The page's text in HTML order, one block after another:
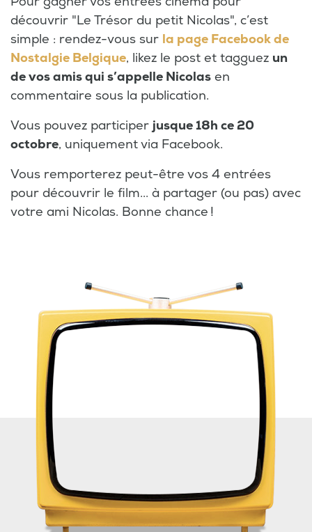
découvrir "Le Trésor du petit Nicolas", c’est
simple : rendez-vous sur la page Facebook de
Nostalgie Belgique, likez le post et tagguez un
de vos amis qui s’appelle Nicolas en
commentaire sous la publication.
Vous pouvez participer jusque 18h ce 20
octobre, uniquement via Facebook.
Vous remporterez peut-être vos 4 entrées
pour découvrir le film... à partager (ou pas) avec
votre ami Nicolas. Bonne chance !